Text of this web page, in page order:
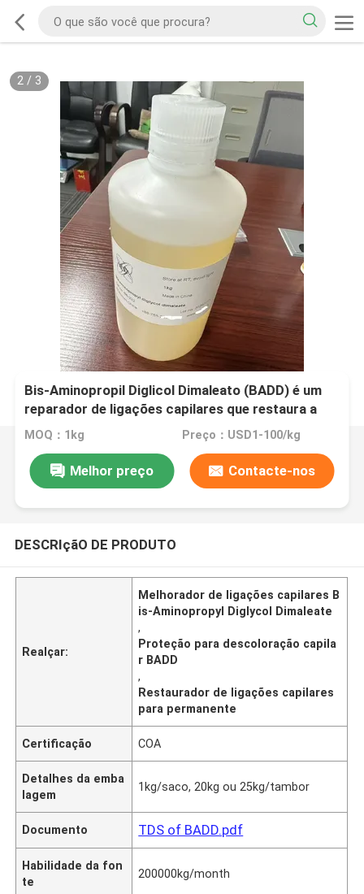
2/ 3
Bis-Aminopropil Diglicol Dimaleato (BADD) é um
reparador de ligações capilares que restaura a
força e integridade das ligações do cabelo e
protege o cabelo durante processos químicos
como descoloração, coloração, permanente e
alisamento.
MOQ：1kg Preço：USD1-100/kg
Melhor preço Contacte-nos
DESCRIçãO DE PRODUTO
Realçar:
Melhorador de ligações capilares B
is-Aminopropyl Diglycol Dimaleate
,
Proteção para descoloração capila
r BADD
,
Restaurador de ligações capilares
para permanente
Certificação COA
Detalhes da emba
lagem
1kg/saco, 20kg ou 25kg/tambor
Documento TDS of BADD.pdf
Habilidade da fon
te
200000kg/month